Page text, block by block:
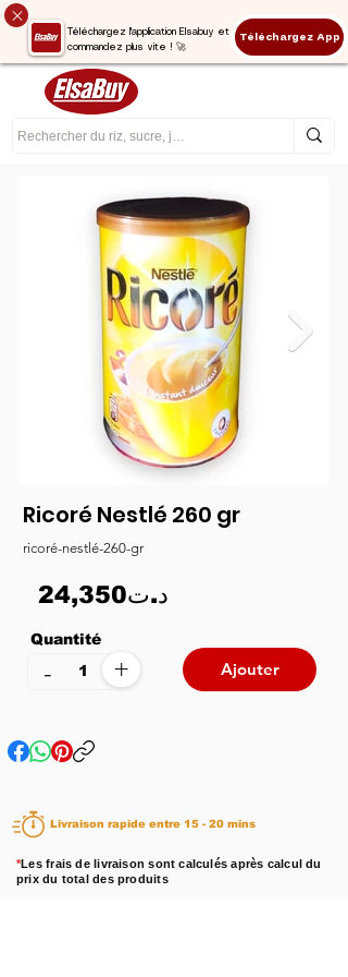
Téléchargez l'application Elsabuy et
commandez plus vite ! 🚀
Téléchargez App
Ricoré Nestlé 260 gr
ricoré-nestlé-260-gr
24,350د.ت
Quantité
+
- Ajouter
Livraison rapide entre 15 - 20 mins
*Les frais de livraison sont calculés après calcul du
prix du total des produits